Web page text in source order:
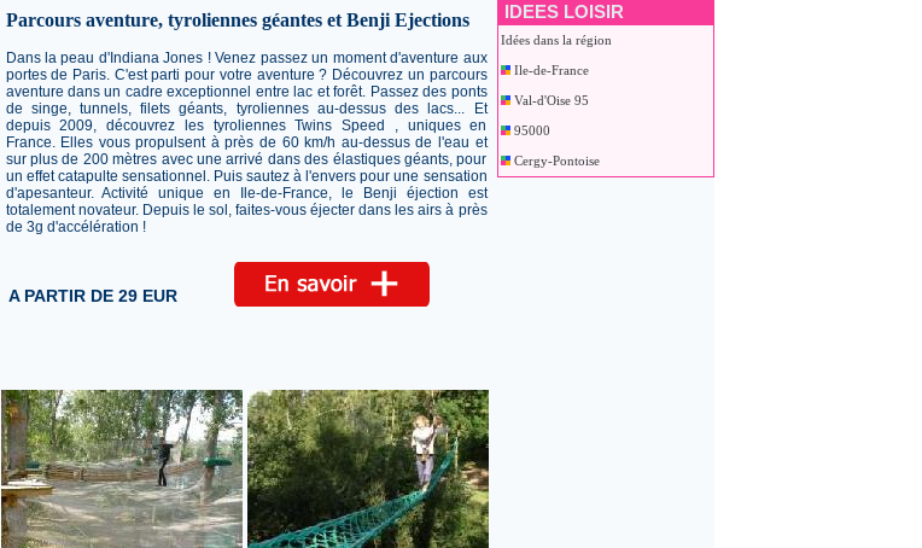
IDEES LOISIR
Idées dans la région
Ile-de-France
Val-d'Oise 95
95000
Cergy-Pontoise
Parcours aventure, tyroliennes géantes et Benji Ejections
Dans la peau d'Indiana Jones ! Venez passez un moment d'aventure aux
portes de Paris. C'est parti pour votre aventure ? Découvrez un parcours
aventure dans un cadre exceptionnel entre lac et forêt. Passez des ponts
de singe, tunnels, filets géants, tyroliennes au-dessus des lacs... Et
depuis 2009, découvrez les tyroliennes Twins Speed , uniques en
France. Elles vous propulsent à près de 60 km/h au-dessus de l'eau et
sur plus de 200 mètres avec une arrivé dans des élastiques géants, pour
un effet catapulte sensationnel. Puis sautez à l'envers pour une sensation
d'apesanteur. Activité unique en Ile-de-France, le Benji éjection est
totalement novateur. Depuis le sol, faites-vous éjecter dans les airs à près
de 3g d'accélération !
A PARTIR DE 29 EUR